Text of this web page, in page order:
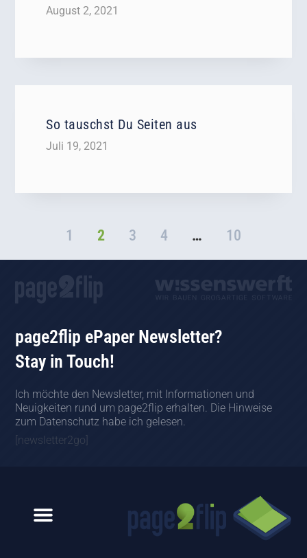
August 2, 2021
So tauschst Du Seiten aus
Juli 19, 2021
1 2 3 4 … 10
page2flip ePaper Newsletter?
Stay in Touch!
Ich möchte den Newsletter, mit Informationen und
Neuigkeiten rund um page2flip erhalten. Die Hinweise
zum Datenschutz habe ich gelesen.
[newsletter2go]